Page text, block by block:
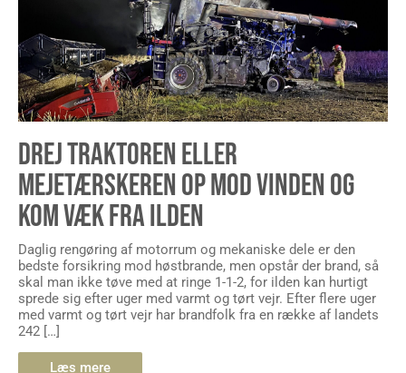
DREJ TRAKTOREN ELLER
MEJETÆRSKEREN OP MOD VINDEN OG
KOM VÆK FRA ILDEN
Daglig rengøring af motorrum og mekaniske dele er den
bedste forsikring mod høstbrande, men opstår der brand, så
skal man ikke tøve med at ringe 1-1-2, for ilden kan hurtigt
sprede sig efter uger med varmt og tørt vejr. Efter flere uger
med varmt og tørt vejr har brandfolk fra en række af landets
242 […]
Læs mere